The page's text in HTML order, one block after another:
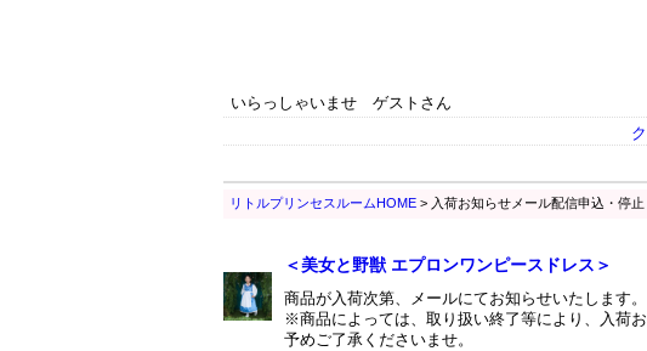
いらっしゃいませ ゲストさん
リトルプリンセスルームHOME > 入荷お知らせメール配信申込・停止
＜美女と野獣 エプロンワンピースドレス＞
商品が入荷次第、メールにてお知らせいたします。
※商品によっては、取り扱い終了等により、入荷
予めご了承くださいませ。